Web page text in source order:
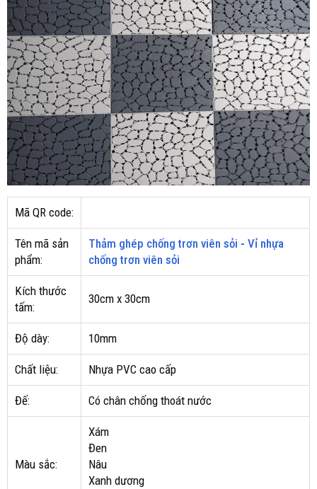
Mã QR code:
Tên mã sản
phẩm:
Thảm ghép chống trơn viên sỏi - Vỉ nhựa
chống trơn viên sỏi
Kích thước
tấm:
30cm x 30cm
Độ dày: 10mm
Chất liệu: Nhựa PVC cao cấp
Đế: Có chân chống thoát nước
Màu sắc:
Xám
Đen
Nâu
Xanh dương